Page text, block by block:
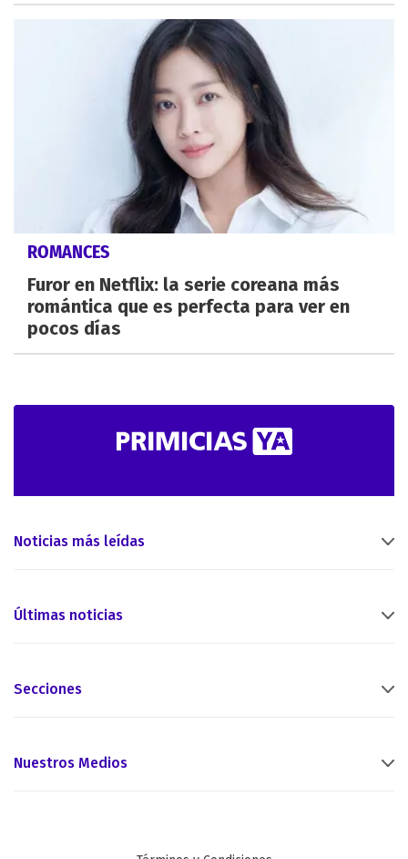
ROMANCES
Furor en Netflix: la serie coreana más
romántica que es perfecta para ver en
pocos días
Noticias más leídas
Últimas noticias
Secciones
Nuestros Medios